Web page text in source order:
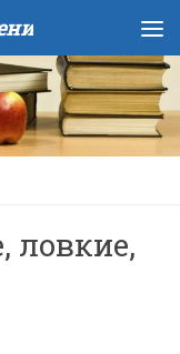
ловкие,